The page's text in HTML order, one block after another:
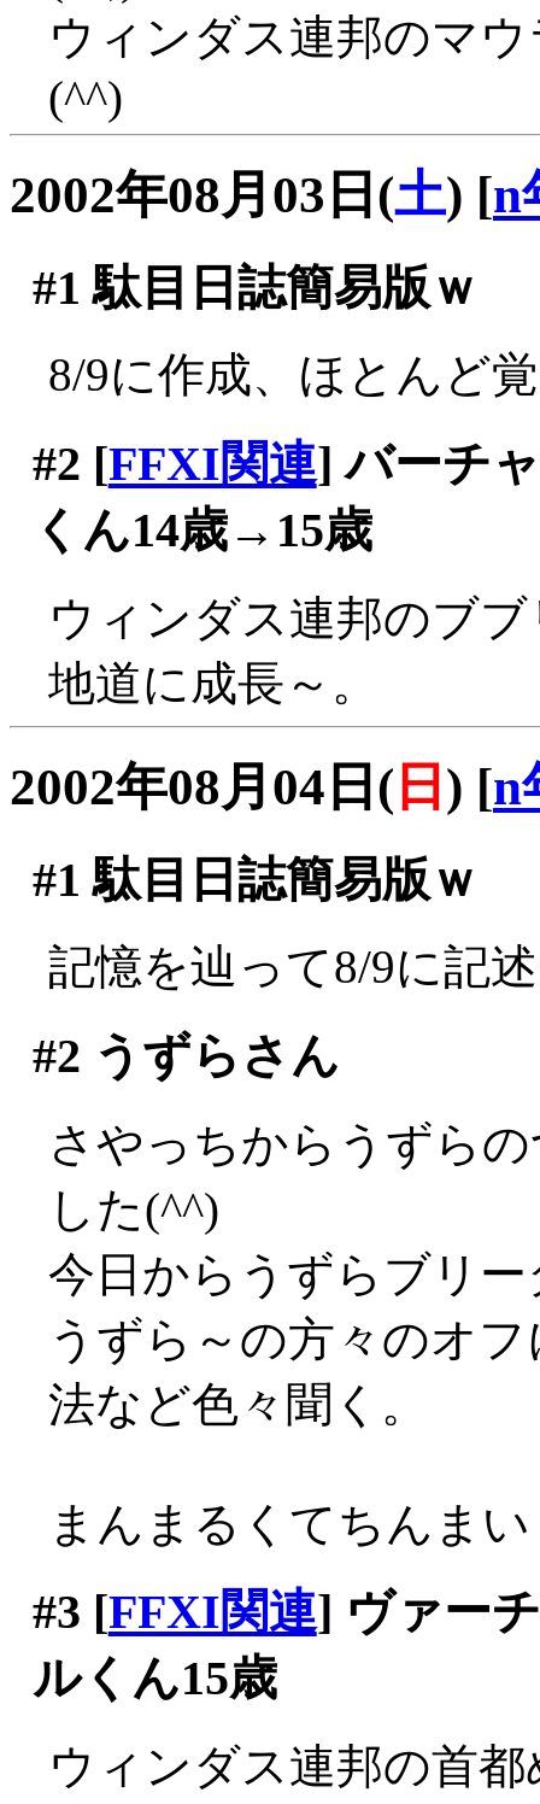
ウィンダス連邦のマ
(^^)
2002年08月03日(土) [n
#1 駄目日誌簡易版ｗ
8/9に作成、ほとんど
#2 [FFXI関連] バーチ
くん14歳→15歳
ウィンダス連邦のブ
地道に成長～。
2002年08月04日( 日 ) [n
#1 駄目日誌簡易版ｗ
記憶を辿って8/9に記
#2 うずらさん
さやっちからうずら
した(^^)
今日からうずらブリー
うずら～の方々のオ
法など色々聞く。
まんまるくてちんま
#3 [FFXI関連] ヴァー
ルくん15歳
ウィンダス連邦の首